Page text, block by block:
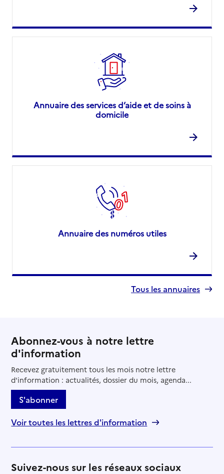
Annuaire des services d’aide et de soins à
domicile
Annuaire des numéros utiles
Tous les annuaires
Abonnez-vous à notre lettre
d'information
Recevez gratuitement tous les mois notre lettre
d'information : actualités, dossier du mois, agenda...
S'abonner
Voir toutes les lettres d'information
Suivez-nous sur les réseaux sociaux